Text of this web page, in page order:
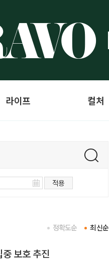
라이프 컬처
적용
최신순
정확도순
보호 추진